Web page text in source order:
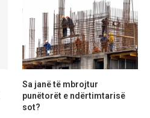
Sa janë të mbrojtur
punëtorët e ndërtimtarisë
sot?